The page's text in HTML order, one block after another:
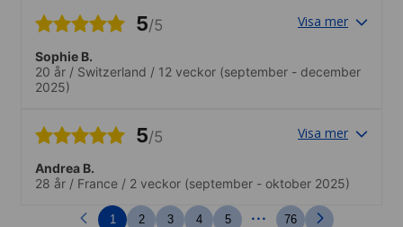
5/5 Visa mer
Sophie B.
20 år / Switzerland / 12 veckor (september - december
2025)
5/5 Visa mer
Andrea B.
28 år / France / 2 veckor (september - oktober 2025)
1 2 3 4 5 ... 76